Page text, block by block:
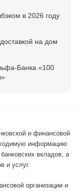
в 2026 году
на дом
Банка «100
и финансовой
информацию
вкладов, а
и услуг.
организации и